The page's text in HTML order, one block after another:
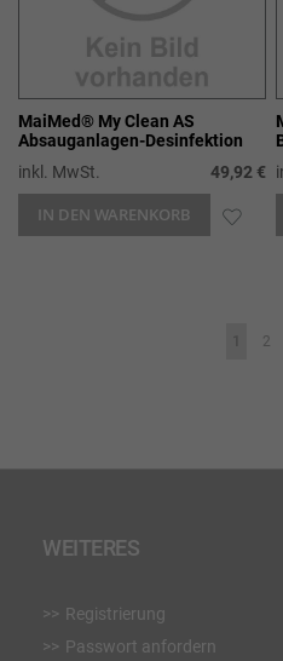
MaiMed® My Clean AS
Absauganlagen-Desinfektion
inkl. MwSt.
49,92 €
IN DEN WARENKORB ZUR
Seite
2
WEITERES
Registrierung
Passwort anfordern